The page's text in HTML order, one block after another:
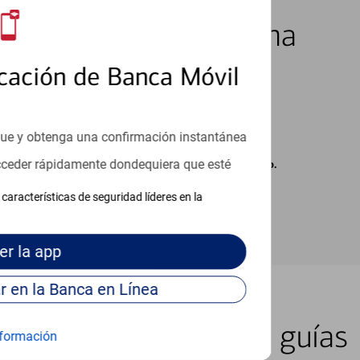
de Banca Móvil
y obtenga una confirmación instantánea
rápidamente dondequiera que esté
de seguridad líderes en la
la app
Continúe para entrar en la Banca en Línea
7 días de la semana
cargos de su proveedor por mensajes de texto.
lugar con nuestras guías